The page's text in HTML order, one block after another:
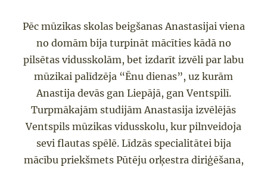
Pēc mūzikas skolas beigšanas Anastasijaiviena
no domām bija turpināt mācīties kādā no
pilsētas vidusskolām, bet izdarīt izvēli par labu
mūzikai palīdzēja “Ēnu dienas”, uz kurām
Anastijadevās gan Liepājā, gan Ventspilī.
Turpmākajām studijām Anastasija izvēlējās
Ventspils mūzikas vidusskolu, kur pilnveidoja
sevi flautas spēlē. Līdzās specialitātei bija
mācību priekšmets Pūtēju orķestra diriģēšana,